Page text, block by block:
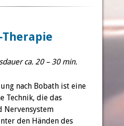
ca. 20 – 30 min.
nach Bobath ist eine
Technik, die das
Nervensystem
den Händen des